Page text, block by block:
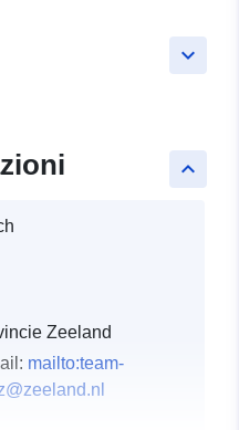
keyboard_arrow_down
keyboard_arrow_up
Zeeland
mailto:team-